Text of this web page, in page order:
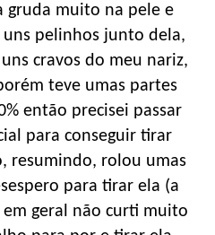
gruda muito na pele e
pelinhos junto dela,
cravos do meu nariz,
teve umas partes
então precisei passar
para conseguir tirar
resumindo, rolou umas
para tirar ela (a
em geral não curti muito